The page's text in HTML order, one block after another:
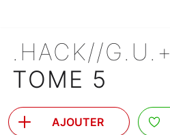
.HACK//G.U.+
TOME 5
AJOUTER